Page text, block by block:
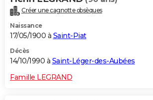
Créer une cagnotte obsèques
Naissance
17/05/1900 à Saint-Piat
Décès
14/10/1990 à Saint-Léger-des-Aubées
Famille LEGRAND